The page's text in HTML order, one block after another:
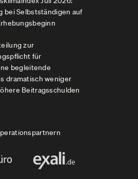
bei Selbstständigen auf
zur
für
begleitende
dramatisch weniger
Beitragsschulden